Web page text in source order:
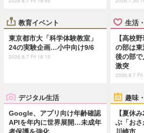
教育イベント
東京都市大「科学体験教室」
24の実験企画…小中向け9/6
2026.8.7 Fri 18:15
生活
【高校
の部は
後の部
激突
2026.8.7 Fri
デジタル生活
Google、アプリ向け年齢確認
APIを年内に世界展開…未成年
者保護を強化
趣味
【夏休
ぶ「お
川崎市